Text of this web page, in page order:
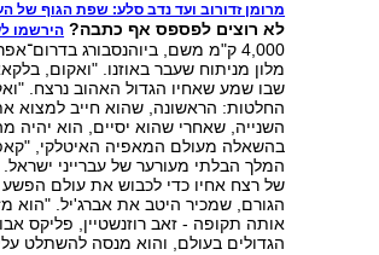
מרומן זדורוב ועד נדב סלע: שפת הגוף של
לא רוצים לפספס אף כתבה? הירשמו
מלון מניתוח שעבר באוזנו. "ואקום,
שבו שמע שאחיו הגדול האהוב נרצח.
החלטות: הראשונה, שהוא חייב למצוא
השנייה, שאחרי שהוא יסיים, הוא
בהשאלה מעולם המאפיה האיטלקי,
המלך הבלתי מעורער של עברייני
של רצח אחיו כדי לכבוש את עולם
הגורם, שמכיר היטב את אברג'יל. "הוא
אותה תקופה - זאב רוזנשטיין, פליקס
הגדולים בעולם, והוא מנסה להשתלט